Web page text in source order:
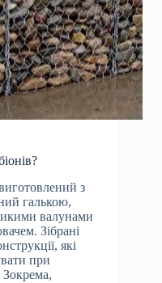
з
галькою,
валунами
Зібрані
які
при
Зокрема,